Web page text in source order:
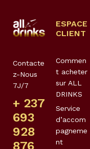
Contacte
z-Nous
7J/7
+ 237
693
928
876
ESPACE
CLIENT
Commen
t acheter
sur ALL
DRINKS
Service
d’accom
pagneme
nt